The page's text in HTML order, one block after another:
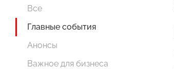
Все
Главные события
Анонсы
Важное для бизнеса